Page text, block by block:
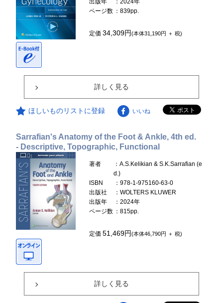
ページ数 ：839pp.
定価34,309円(本体31,190円 ＋ 税)
詳しく見る
ほしいものリストに登録 いいね
Sarrafian's Anatomy of the Foot & Ankle, 4th ed.
- Descriptive, Topographic, Functional
著者
：A.S.Kelikian & S.K.Sarrafian (e
d.)
ISBN
：978-1-975160-63-0
出版社
：WOLTERS KLUWER
出版年
：2024年
ページ数 ：815pp.
定価51,469円(本体46,790円 ＋ 税)
詳しく見る